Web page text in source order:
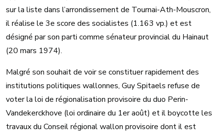
sur la liste dans l’arrondissement de Tournai-Ath-Mouscron,
il réalise le 3e score des socialistes (1.163 vp.) et est
désigné par son parti comme sénateur provincial du Hainaut
(20 mars 1974).
Malgré son souhait de voir se constituer rapidement des
institutions politiques wallonnes, Guy Spitaels refuse de
voter la loi de régionalisation provisoire du duo Perin-
Vandekerckhove (loi ordinaire du 1er août) et il boycotte les
travaux du Conseil régional wallon provisoire dont il est